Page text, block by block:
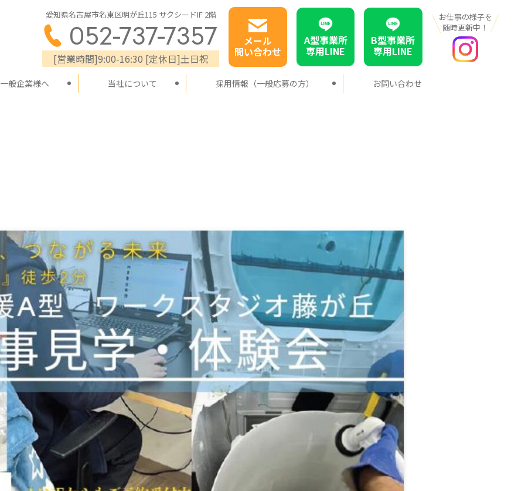
一般企業様へ 当社について 採用情報（一般応募の方） お問い合わせ
愛知県名古屋市名東区明が丘115 サクシードIF 2階
052-737-7357
[営業時間]9:00-16:30 [定休日]土日祝
メール
問い合わせ
A型事業所
専用LINE
B型事業所
専用LINE
お仕事の様子を
随時更新中！